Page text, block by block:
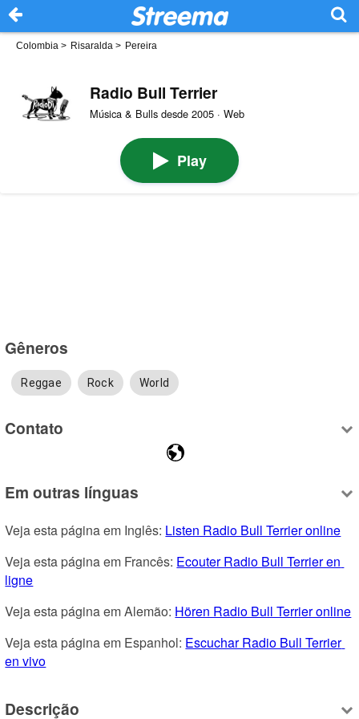
Colombia > Risaralda > Pereira
Radio Bull Terrier
Música & Bulls desde 2005 · Web
Play
Gêneros
Reggae Rock World
Contato
Em outras línguas
Veja esta página em Inglês: Listen Radio Bull Terrier online
Veja esta página em Francês: Ecouter Radio Bull Terrier en
ligne
Veja esta página em Alemão: Hören Radio Bull Terrier online
Veja esta página em Espanhol: Escuchar Radio Bull Terrier
en vivo
Descrição